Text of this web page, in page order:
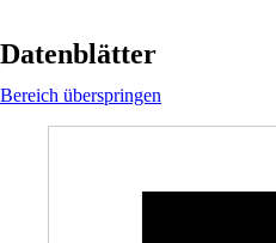
Datenblätter
Bereich überspringen